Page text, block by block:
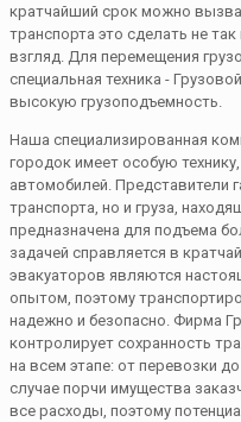
кратчайший срок можно
транспорта это сделать не
взгляд. Для перемещения
специальная техника -
высокую грузоподъемность.
Наша специализированная
городок имеет особую
автомобилей. Представители
транспорта, но и груза,
предназначена для подъема
задачей справляется в
эвакуаторов являются
опытом, поэтому
надежно и безопасно. Фирма
контролирует сохранность
на всем этапе: от перевозки
случае порчи имущества
все расходы, поэтому